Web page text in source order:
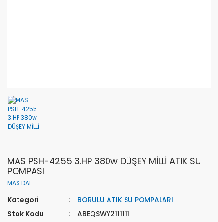
MAS PSH-4255 3.HP 380w DÜŞEY MİLLİ ATIK SU
POMPASI
MAS DAF
Kategori
BORULU ATIK SU POMPALARI
Stok Kodu
ABEQSWY2111111